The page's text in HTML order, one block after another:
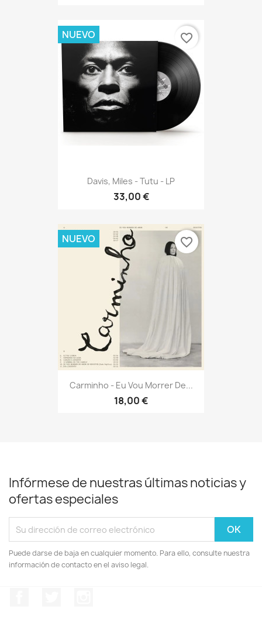
Davis, Miles - Tutu - LP
33,00 €
NUEVO favorite_border
Carminho - Eu Vou Morrer De...
18,00 €
NUEVO favorite_border
Infórmese de nuestras últimas noticias y
ofertas especiales
Puede darse de baja en cualquier momento. Para ello, consulte nuestra
información de contacto en el aviso legal.